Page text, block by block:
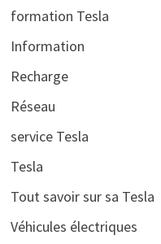
formation Tesla
Information
Recharge
Réseau
service Tesla
Tesla
Tout savoir sur sa Tesla
Véhicules électriques